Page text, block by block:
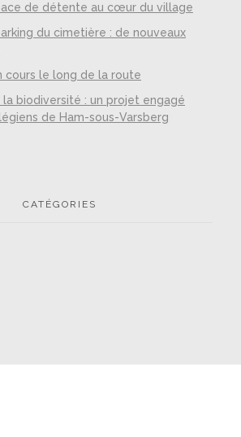
de détente au cœur du village
du cimetière : de nouveaux
cours le long de la route
la biodiversité : un projet engagé
de Ham-sous-Varsberg
CATÉGORIES